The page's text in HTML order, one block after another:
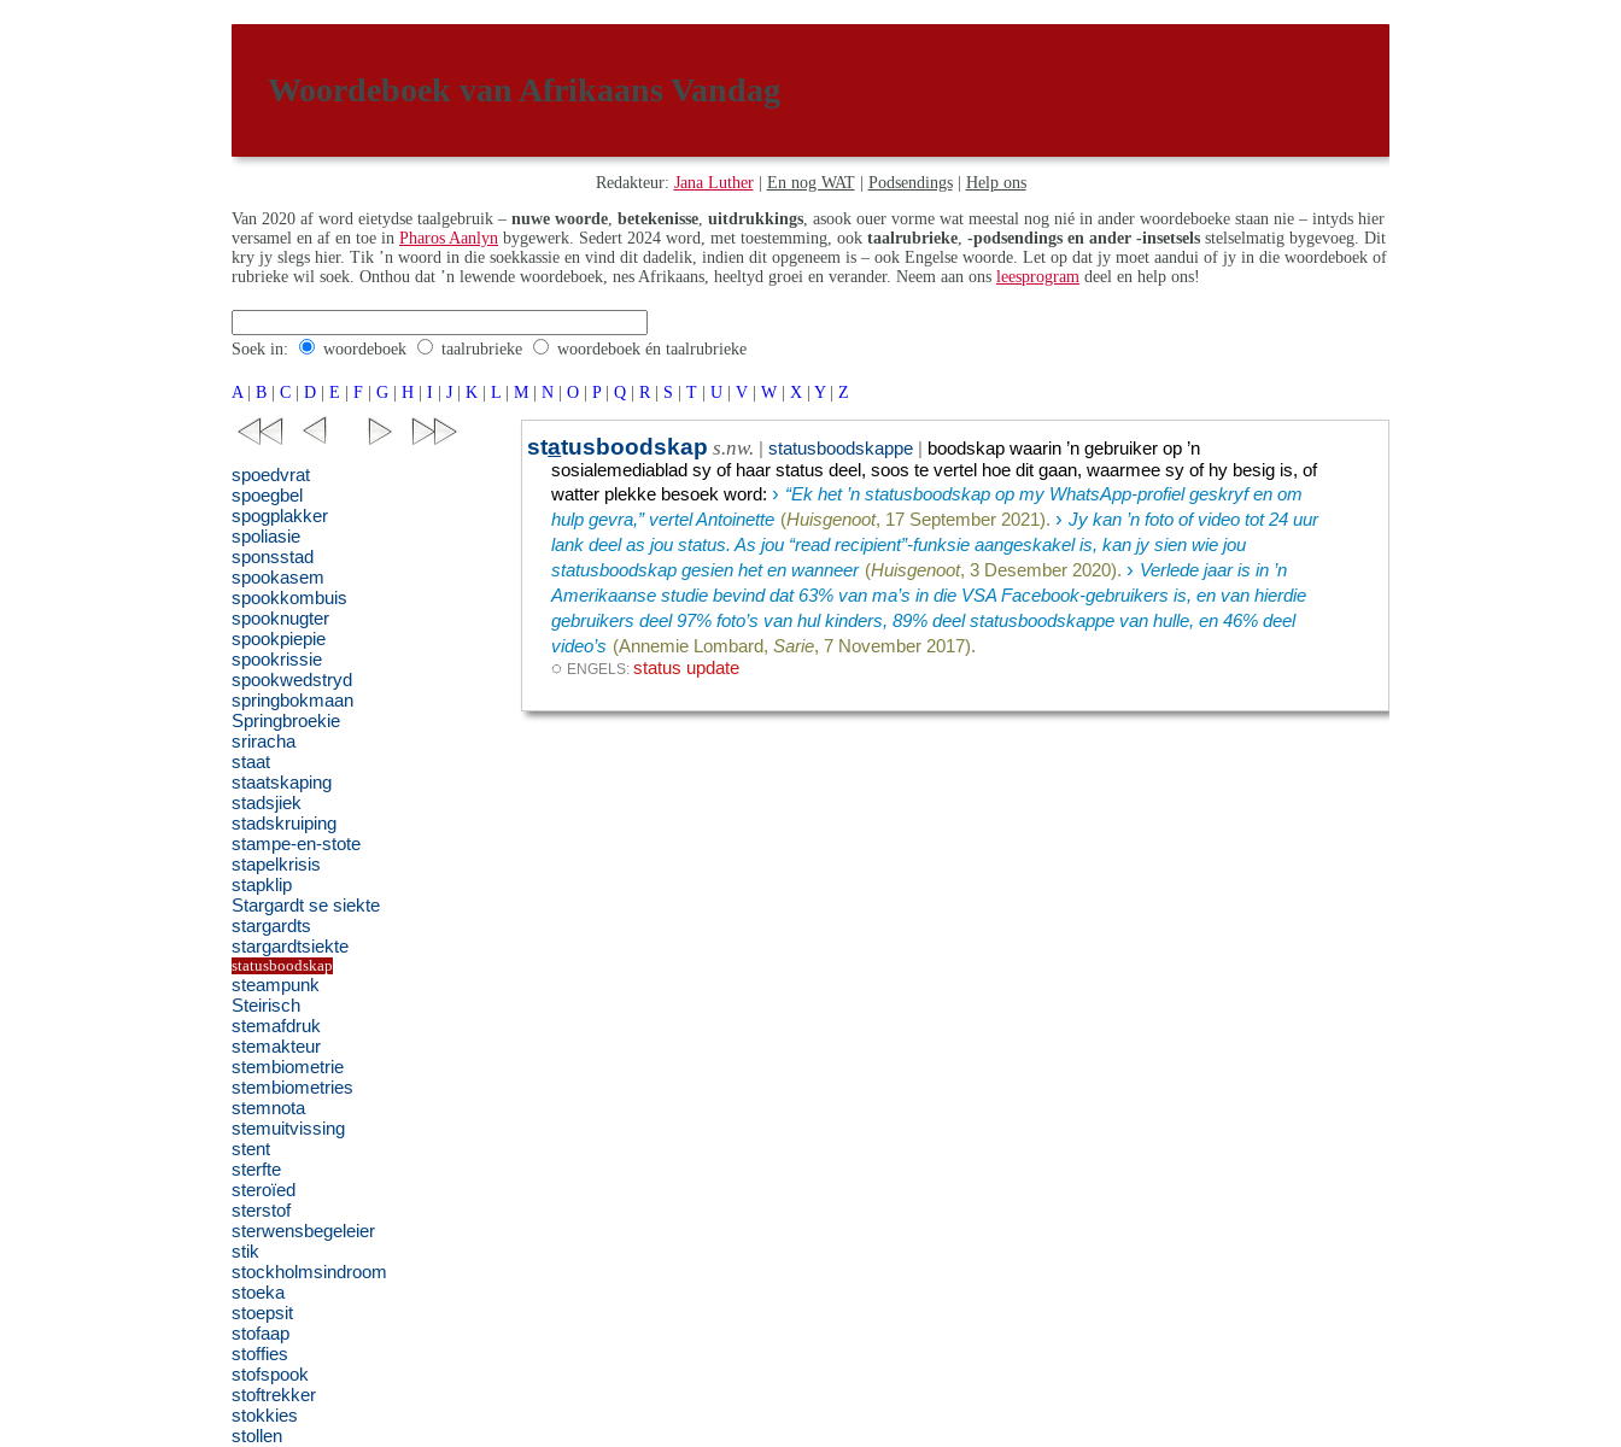
Woordeboek van Afrikaans Vandag
Redakteur: Jana Luther| En nog WAT| Podsendings| Help ons
Van 2020 af word eietydse taalgebruik – nuwe woorde betekenisse uitdrukkings , asook ouer vorme wat meestal nog nié in ander woordeboeke staan nie – intyds hier
versamel en af en toe in Pharos Aanlyn bygewerk. Sedert 2024 word, met toestemming, ook taalrubrieke -podsendings en ander -insetsels stelselmatig bygevoeg. Dit
kry jy slegs hier. Tik ’n woord in die soekkassie en vind dit dadelik, indien dit opgeneem is – ook Engelse woorde. Let op dat jy moet aandui of jy in die woordeboek of
rubrieke wil soek. Onthou dat ’n lewende woordeboek, nes Afrikaans, heeltyd groei en verander. Neem aan ons leesprogram deel en help ons!
Soek in: woordeboek taalrubrieke woordeboek én taalrubrieke
A | B | C | D | E | F | G | H | I | J | K | L | M | N | O | P | Q | R | S | T | U | V | W | X | Y | Z
statusboodskap s.nw. |statusboodskappe | boodskap waarin ’n gebruiker op ’n
sosialemediablad sy of haar status deel, soos te vertel hoe dit gaan, waarmee sy of hy besig is, of
watter plekke besoek word:› “Ek het ’n statusboodskap op my WhatsApp-­profiel geskryf en om
hulp gevra,” vertel Antoinette (Huisgenoot, 17 September 2021). › Jy kan ’n foto of video tot 24 uur
lank deel as jou status. As jou “read recipient”-funksie aangeskakel is, kan jy sien wie jou
statusboodskap gesien het en wanneer (Huisgenoot, 3 Desember 2020). › Verlede jaar is in ’n
Amerikaanse studie bevind dat 63% van ma’s in die VSA Facebook-gebruikers is, en van hierdie
gebruikers deel 97% foto’s van hul kinders, 89% deel statusboodskappe van hulle, en 46% deel
video’s (Annemie Lombard,Sarie, 7 November 2017).
◌ ENGELS:status update
spoedvrat
spoegbel
spogplakker
spoliasie
sponsstad
spookasem
spookkombuis
spooknugter
spookpiepie
spookrissie
spookwedstryd
springbokmaan
Springbroekie
sriracha
staat
staatskaping
stadsjiek
stadskruiping
stampe-en-stote
stapelkrisis
stapklip
Stargardt se siekte
stargardts
stargardtsiekte
statusboodskap
steampunk
Steirisch
stemafdruk
stemakteur
stembiometrie
stembiometries
stemnota
stemuitvissing
stent
sterfte
steroïed
sterstof
sterwensbegeleier
stik
stockholmsindroom
stoeka
stoepsit
stofaap
stoffies
stofspook
stoftrekker
stokkies
stollen